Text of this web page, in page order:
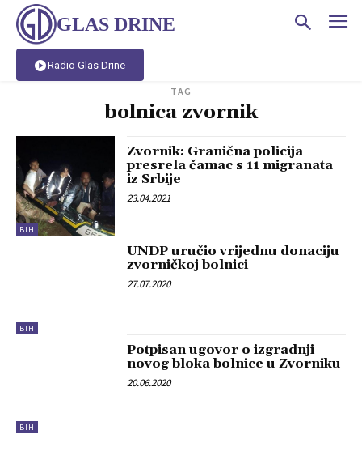
GLAS DRINE
Radio Glas Drine
TAG
bolnica zvornik
BIH
Zvornik: Granična policija
presrela čamac s 11 migranata
iz Srbije
23.04.2021
BIH
UNDP uručio vrijednu donaciju
zvorničkoj bolnici
27.07.2020
BIH
Potpisan ugovor o izgradnji
novog bloka bolnice u Zvorniku
20.06.2020